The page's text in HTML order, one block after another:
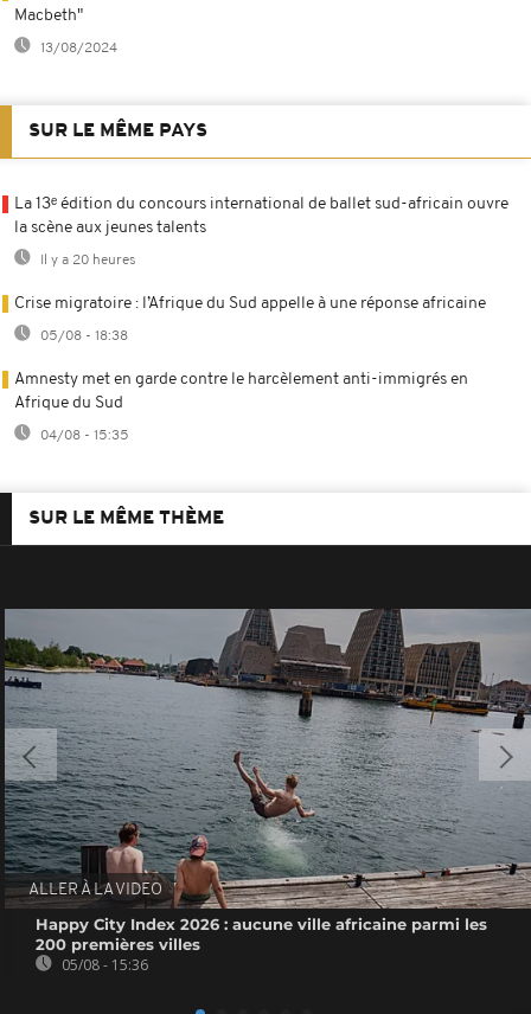
Macbeth"
13/08/2024
SUR LE MÊME PAYS
La 13ᵉ édition du concours international de ballet sud-africain ouvre
la scène aux jeunes talents
Il y a 20 heures
Crise migratoire : l’Afrique du Sud appelle à une réponse africaine
05/08 - 18:38
Amnesty met en garde contre le harcèlement anti-immigrés en
Afrique du Sud
04/08 - 15:35
SUR LE MÊME THÈME
ALLER À LA VIDEO
Happy City Index 2026 : aucune ville africaine parmi les
200 premières villes
05/08 - 15:36